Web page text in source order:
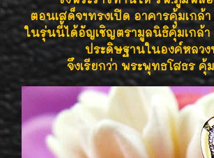
ตอนเสด็จฯทรงเปิด อาคารคุ้มเกล้า
ในรุ่นนี้ได้อัญเชิญตรามูลนิธิคุ้มเกล้า
ประดิษฐานในองค์หลว
จึงเรียกว่า พระพุทธโสธร คุ้